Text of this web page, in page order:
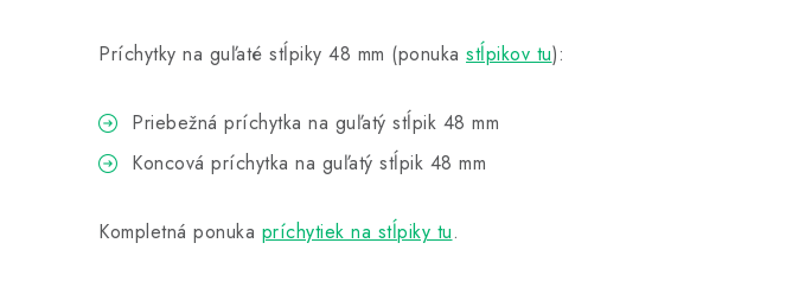
Príchytky na guľaté stĺpiky 48 mm (ponuka stĺpikov tu):
Priebežná príchytka na guľatý stĺpik 48 mm
Koncová príchytka na guľatý stĺpik 48 mm
Kompletná ponuka príchytiek na stĺpiky tu.